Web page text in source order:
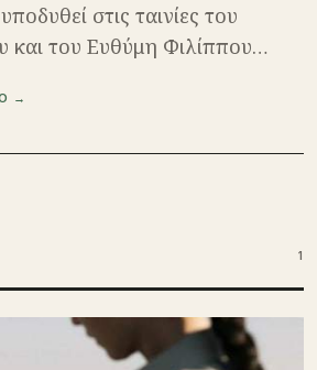
στις ταινίες του
και του Ευθύμη Φιλίππου…
→
1